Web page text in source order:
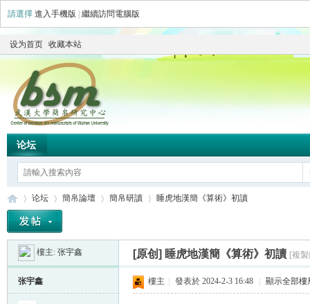
請選擇 進入手機版 繼續訪問電腦版
设为首页 收藏本站
论坛
»
论坛
›
簡帛論壇 簡帛研讀
›
睡虎地漢簡《算術》初讀
樓主: 张宇鑫 [原创] 睡虎地漢簡《算術》初讀 [複
张宇鑫 樓主 發表於 2024-2-3 16:48 顯示全部樓